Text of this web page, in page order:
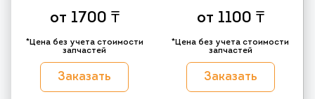
от 1700 ₸
*Цена без учета стоимости
запчастей
Заказать
от 1100 ₸
*Цена без учета стоимости
запчастей
Заказать